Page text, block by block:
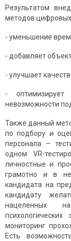
Результатом
методов цифровых
- уменьшение
- добавляет
- улучшает
-
невозможности
Также данный
по подбору и
персонала –
одном VR-
личностные и
грамотно и в
кандидата на
кандидату
нацеленных
мониторинг
Есть